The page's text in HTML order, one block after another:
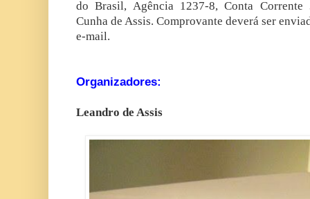
do Brasil, Agência 1237-8, Conta
Cunha de Assis. Comprovante deverá ser
e-mail.
Organizadores:
Leandro de Assis